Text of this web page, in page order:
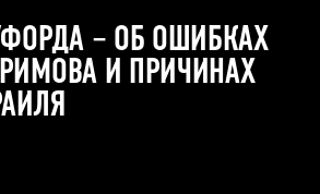
– ОБ ОШИБКАХ
И ПРИЧИНАХ